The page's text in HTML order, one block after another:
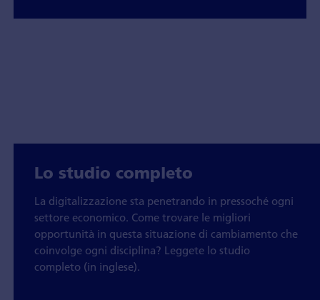
Lo studio completo
La digitalizzazione sta penetrando in pressoché ogni
settore economico. Come trovare le migliori
opportunità in questa situazione di cambiamento che
coinvolge ogni disciplina? Leggete lo studio
completo (in inglese).